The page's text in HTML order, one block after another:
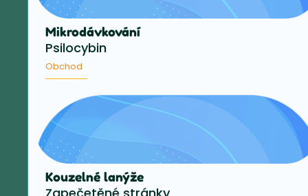
Mikrodávkování
Psilocybin
Obchod
Kouzelné lanýže